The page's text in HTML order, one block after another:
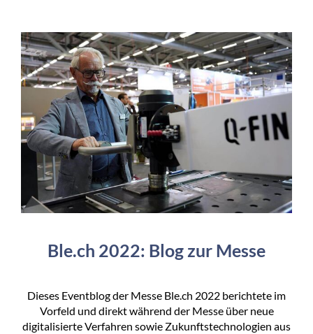
Ble.ch 2022: Blog zur Messe
Dieses Eventblog der Messe Ble.ch 2022 berichtete im
Vorfeld und direkt während der Messe über neue
digitalisierte Verfahren sowie Zukunftstechnologien aus